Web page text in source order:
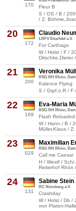
170
Fleur B
S / OS / B /
/ Z:
20
172
Claudio
LRFV Eiterfeld e.V.
For Carthago
W / Holst / F /
Ditschke,Dieter
21
200
Veronika
RSG RH Rhön,
Kalence Flying
S / Grpf.o.R / F
22
169
Eva-Maria
RSG RH Rhön,
Flash Reloaded
W / Hann / B /
Müller,Klaus /
23
029
Maximilian
RSG RH Rhön,
Call me Caesar
H / Westf / Schi
Reiterhof Rhön
24
131
Sabine Stein
RC Nürnberg e.V.
Crashday
W / Holst / Db /
von Platen-